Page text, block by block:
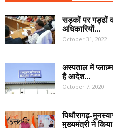
सड़कों पर गड्ढों
अधिकारियों...
October 31, 2022
अस्पताल में
है आदेश...
October 7, 2020
पिथौरागढ़-
मुख्यमंत्री ने